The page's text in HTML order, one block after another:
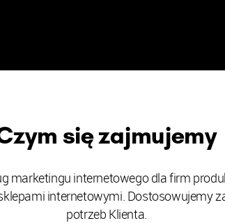
się zajmujemy
marketingu internetowego dla firm
internetowymi. Dostosowujemy
potrzeb Klienta.